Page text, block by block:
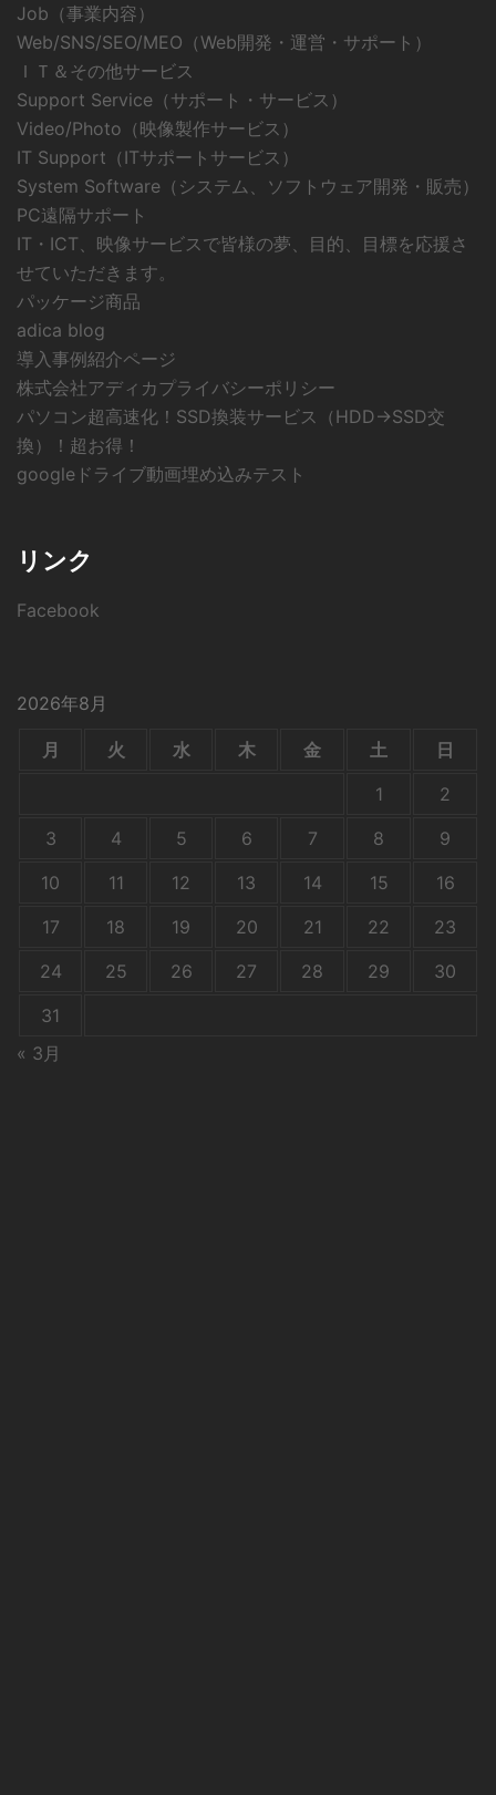
Job（事業内容）
Web/SNS/SEO/MEO（Web開発・運営・サポート）
ＩＴ＆その他サービス
Support Service（サポート・サービス）
Video/Photo（映像製作サービス）
IT Support（ITサポートサービス）
System Software（システム、ソフトウェア開発・販売）
PC遠隔サポート
IT・ICT、映像サービスで皆様の夢、目的、目標を応援さ
せていただきます。
パッケージ商品
adica blog
導入事例紹介ページ
株式会社アディカプライバシーポリシー
パソコン超高速化！SSD換装サービス（HDD→SSD交
換）！超お得！
googleドライブ動画埋め込みテスト
リンク
Facebook
2026年8月
月 火 水 木 金 土
日
1
2
3
4 5 6 7 8
9
10
11 12 13 14 15
16
17
18 19 20 21 22
23
24
25 26 27 28 29
30
31
« 3月